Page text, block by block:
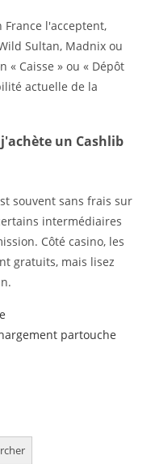
l'acceptent,
Sultan, Madnix ou
« Caisse » ou « Dépôt
actuelle de la
un Cashlib
souvent sans frais sur
intermédiaires
Côté casino, les
gratuits, mais lisez
partouche